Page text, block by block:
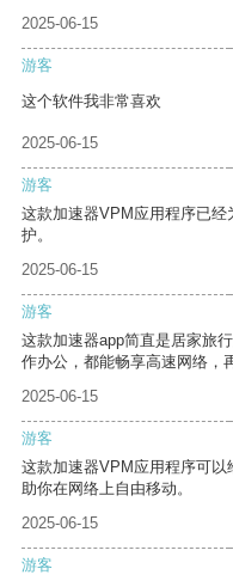
2025-06-15
游客
这个软件我非常喜欢
2025-06-15
游客
这款加速器VPM应用程序已
护。
2025-06-15
游客
这款加速器app简直是居家旅
作办公，都能畅享高速网络，
2025-06-15
游客
这款加速器VPM应用程序可
助你在网络上自由移动。
2025-06-15
游客